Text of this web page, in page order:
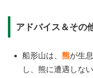
アドバイス＆その
船形山は、熊が生
し、熊に遭遇しな